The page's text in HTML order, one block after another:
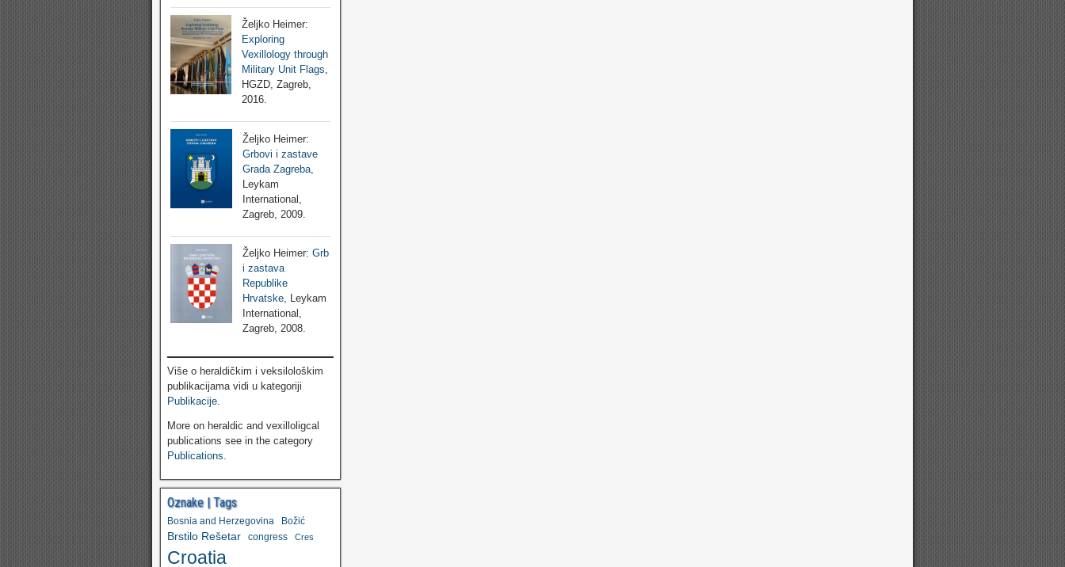
Željko Heimer:
Exploring
Vexillology through
Military Unit Flags,
HGZD, Zagreb,
2016.
Željko Heimer:
Grbovi i zastave
Grada Zagreba
Leykam
International,
Zagreb, 2009.
Željko Heimer:Grb
i zastava
Republike
Hrvatske, Leykam
International,
Zagreb, 2008.
Više o heraldičkim i veksilološkim
publikacijama vidi u kategoriji
Publikacije
More on heraldic and vexilloligcal
publications see in the category
Publications
Oznake | Tags
Bosnia and Herzegovina Božić
Brstilo Rešetar congress Cres
Croatia